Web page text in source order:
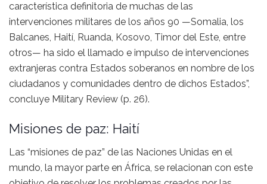
característica definitoria de muchas de las
intervenciones militares de los años 90 —Somalia, los
Balcanes, Haití, Ruanda, Kosovo, Timor del Este, entre
otros— ha sido el llamado e impulso de intervenciones
extranjeras contra Estados soberanos en nombre de los
ciudadanos y comunidades dentro de dichos Estados”,
concluye Military Review (p. 26).
Misiones de paz: Haití
Las “misiones de paz” de las Naciones Unidas en el
mundo, la mayor parte en África, se relacionan con este